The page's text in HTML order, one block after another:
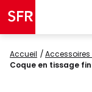
Accueil
Coque en tissage